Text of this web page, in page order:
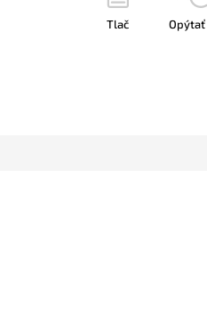
Tlač Opýtať